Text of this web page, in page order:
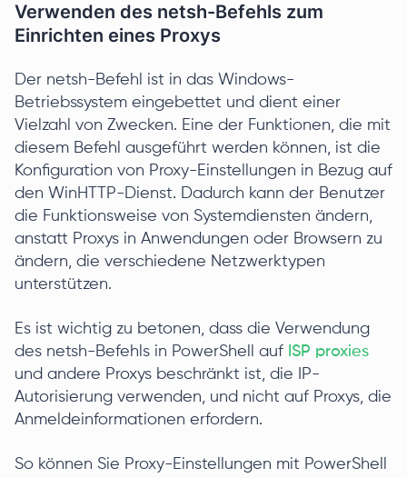
Verwenden des netsh-Befehls zum
Einrichten eines Proxys
Der netsh-Befehl ist in das Windows-
Betriebssystem eingebettet und dient einer
Vielzahl von Zwecken. Eine der Funktionen, die mit
diesem Befehl ausgeführt werden können, ist die
Konfiguration von Proxy-Einstellungen in Bezug auf
den WinHTTP-Dienst. Dadurch kann der Benutzer
die Funktionsweise von Systemdiensten ändern,
anstatt Proxys in Anwendungen oder Browsern zu
ändern, die verschiedene Netzwerktypen
unterstützen.
Es ist wichtig zu betonen, dass die Verwendung
des netsh-Befehls in PowerShell auf ISP proxies
und andere Proxys beschränkt ist, die IP-
Autorisierung verwenden, und nicht auf Proxys, die
Anmeldeinformationen erfordern.
So können Sie Proxy-Einstellungen mit PowerShell